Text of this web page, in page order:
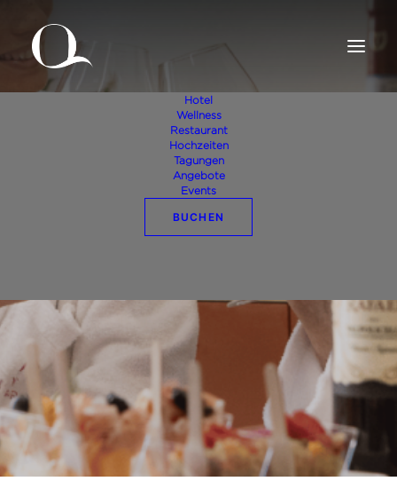
Hotel
Wellness
Restaurant
Hochzeiten
Tagungen
Angebote
Events
BUCHEN